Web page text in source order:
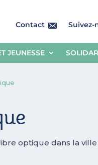
Contact Suivez-
JEUNESSE
optique dans la